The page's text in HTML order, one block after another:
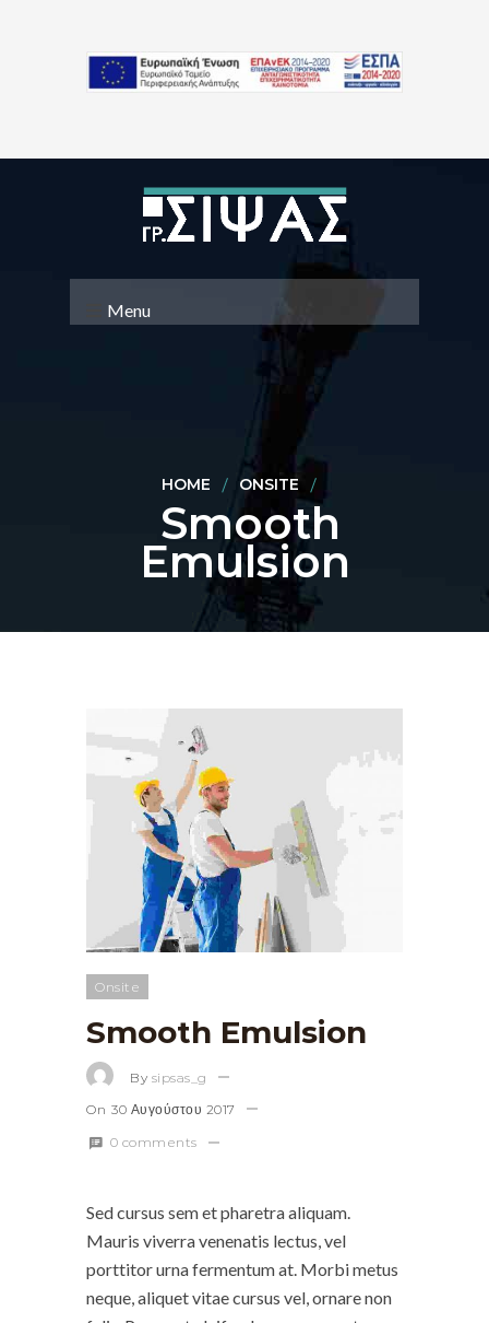
Menu
HOME ONSITE
Smooth
Emulsion
Onsite
Smooth Emulsion
By sipsas_g
On 30 Αυγούστου 2017
0 comments
Sed cursus sem et pharetra aliquam.
Mauris viverra venenatis lectus, vel
porttitor urna fermentum at. Morbi metus
neque, aliquet vitae cursus vel, ornare non